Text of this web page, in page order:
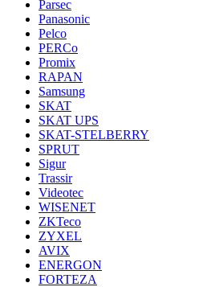
Parsec
Panasonic
Pelco
PERCo
Promix
RAPAN
Samsung
SKAT
SKAT UPS
SKAT-STELBERRY
SPRUT
Sigur
Trassir
Videotec
WISENET
ZKTeco
ZYXEL
AVIX
ENERGON
FORTEZA